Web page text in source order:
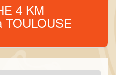
4 KM
TOULOUSE